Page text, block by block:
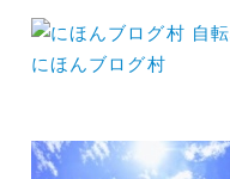
にほんブログ村